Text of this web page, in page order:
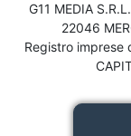
G11 MEDIA
22046
Registro imprese